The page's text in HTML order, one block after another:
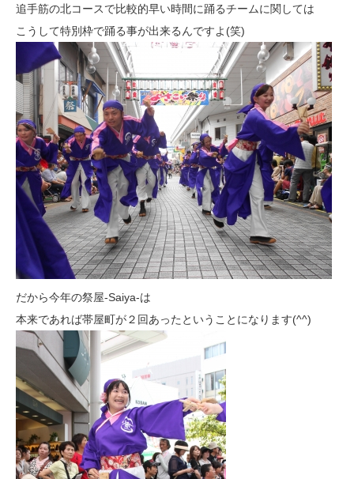
追手筋の北コースで比較的早い時間に踊るチームに関しては
こうして特別枠で踊る事が出来るんですよ(笑)
だから今年の祭屋-Saiya-は
本来であれば帯屋町が２回あったということになります(^^)